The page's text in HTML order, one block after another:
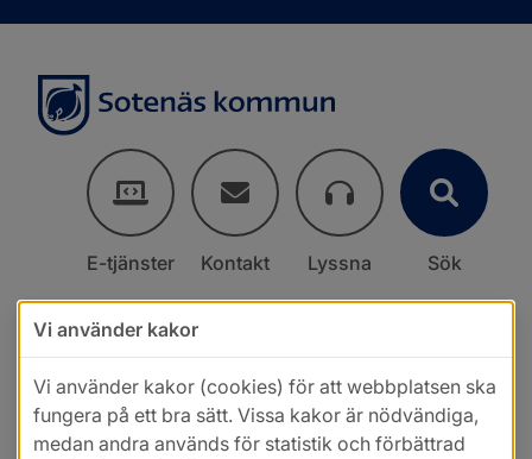
E-tjänster Kontakt Lyssna Sök
Vi använder kakor
Vi använder kakor (cookies) för att webbplatsen ska
fungera på ett bra sätt. Vissa kakor är nödvändiga,
medan andra används för statistik och förbättrad